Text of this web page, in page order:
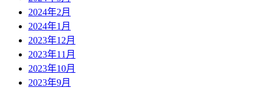
2024年2月
2024年1月
2023年12月
2023年11月
2023年10月
2023年9月